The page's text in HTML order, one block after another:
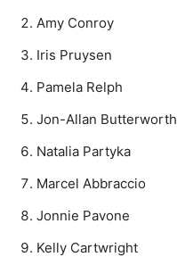
Amy Conroy
Iris Pruysen
Pamela Relph
Jon-Allan Butterworth
Natalia Partyka
Marcel Abbraccio
Jonnie Pavone
Kelly Cartwright